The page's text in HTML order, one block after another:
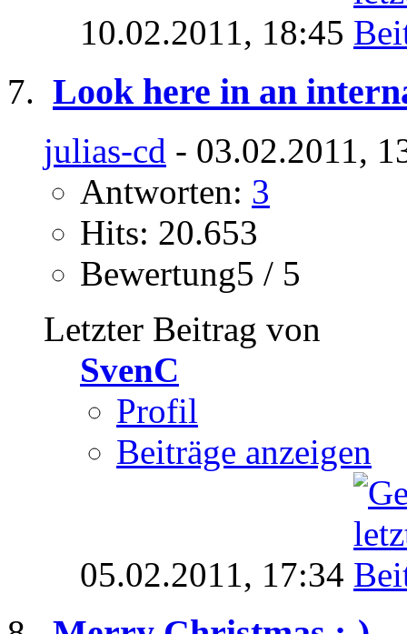
10.02.2011, 18:45
Look here in an
julias-cd - 03.02.2011,
Antworten: 3
Hits: 20.653
Bewertung5 / 5
Letzter Beitrag von
SvenC
Profil
Beiträge anzeigen
05.02.2011, 17:34